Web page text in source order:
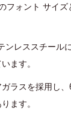
ォント サイズ
ンレススチール
ます。
ガラスを採用し
ます。